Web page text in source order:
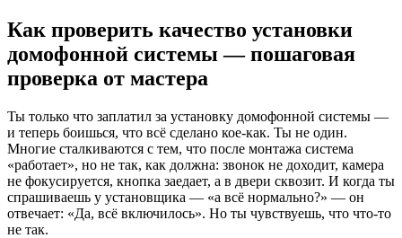
Как проверить качество установки
домофонной системы — пошаговая
проверка от мастера
Ты только что заплатил за установку домофонной системы —
и теперь боишься, что всё сделано кое-как. Ты не один.
Многие сталкиваются с тем, что после монтажа система
«работает», но не так, как должна: звонок не доходит, камера
не фокусируется, кнопка заедает, а в двери сквозит. И когда ты
спрашиваешь у установщика — «а всё нормально?» — он
отвечает: «Да, всё включилось». Но ты чувствуешь, что что-то
не так.